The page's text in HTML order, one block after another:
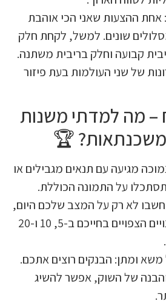
שאני הכי אוהבת
למשל, לקחת חלק
וחלק בריבית משתנה.
העולמות בעת פיזור
משנות
🏆
עם תנאים מגבילים או
התמונה הכוללת.
רק על המצב שלכם היום,
אלא גם על השינויים הצפויים בחייכם ב-5, 10 ו-20
הבנקים רוצים אתכם.
השוק, אפשר להשיג